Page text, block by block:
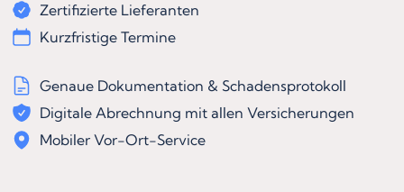
Zertifizierte Lieferanten
Kurzfristige Termine
Genaue Dokumentation & Schadensprotokoll
Digitale Abrechnung mit allen Versicherungen
Mobiler Vor-Ort-Service